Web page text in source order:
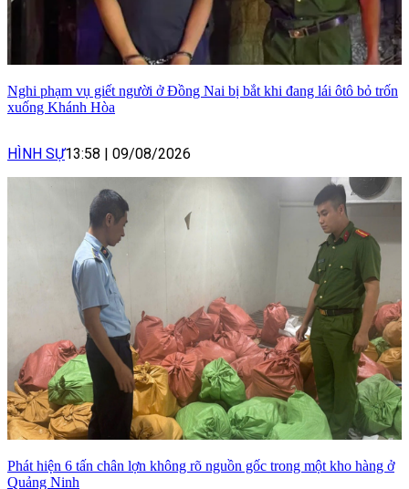
Nghi phạm vụ giết người ở Đồng Nai bị bắt khi đang lái ôtô bỏ trốn
xuống Khánh Hòa
HÌNH SỰ13:58 | 09/08/2026
Phát hiện 6 tấn chân lợn không rõ nguồn gốc trong một kho hàng ở
Quảng Ninh